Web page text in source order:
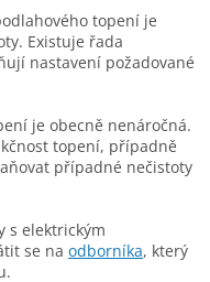
topení je
Existuje řada
nastavení požadované
je obecně nenáročná.
topení, případně
případné nečistoty
s elektrickým
se na odborníka, který